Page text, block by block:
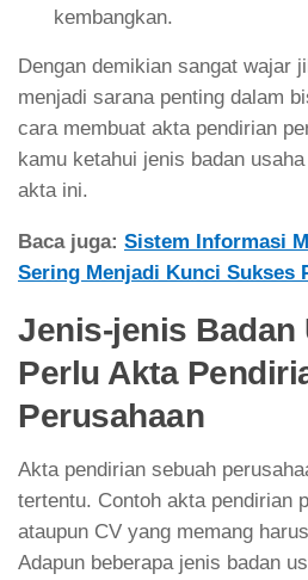
kembangkan.
Dengan demikian sangat wajar
menjadi sarana penting dalam
cara membuat akta pendirian
kamu ketahui jenis badan
akta ini.
Baca juga: Sistem Informasi
Sering Menjadi Kunci Sukses
Jenis-jenis Badan
Perlu Akta
Perusahaan
Akta pendirian sebuah
tertentu. Contoh akta pendirian
ataupun CV yang memang
Adapun beberapa jenis badan